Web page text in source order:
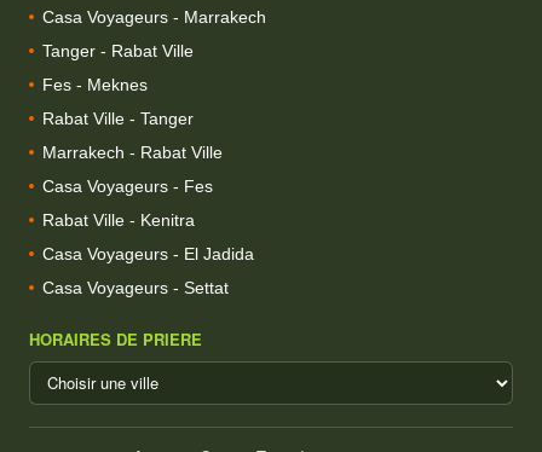
Casa Voyageurs - Marrakech
Tanger - Rabat Ville
Fes - Meknes
Rabat Ville - Tanger
Marrakech - Rabat Ville
Casa Voyageurs - Fes
Rabat Ville - Kenitra
Casa Voyageurs - El Jadida
Casa Voyageurs - Settat
HORAIRES DE PRIERE